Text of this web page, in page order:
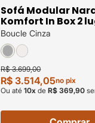
Sofá Modular
Komfort In Box 2
em
Boucle Cinza
R$ 3.699,00
R$ 3.514,05no pix
Ou até10x deR$ 369,90